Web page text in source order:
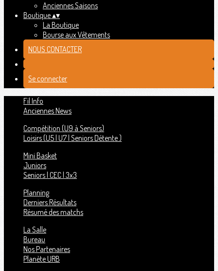
Anciennes Saisons
Boutique▴▾
La Boutique
Bourse aux Vêtements
NOUS CONTACTER
Se connecter
Fil Info
Anciennes News
Compétition (U9 à Seniors)
Loisirs (U5 | U7 | Seniors Détente )
Mini Basket
Juniors
Seniors | CEC | 3x3
Planning
Derniers Résultats
Résumé des matchs
La Salle
Bureau
Nos Partenaires
Planète URB